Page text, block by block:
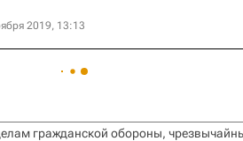
2019, 13:13